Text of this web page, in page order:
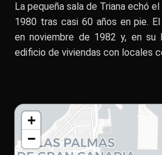
La pequeña sala de Triana echó
1980 tras casi 60 años en pie.
en noviembre de 1982 y, en su
edificio de viviendas con locales
+
−